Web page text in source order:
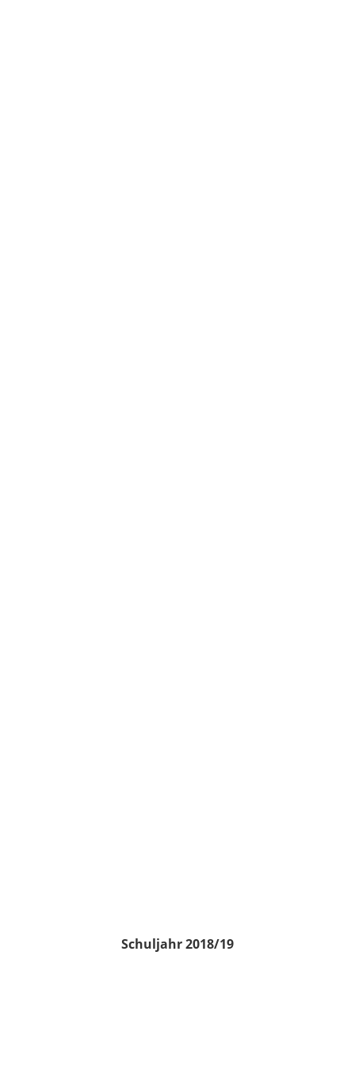
Schuljahr 2018/19